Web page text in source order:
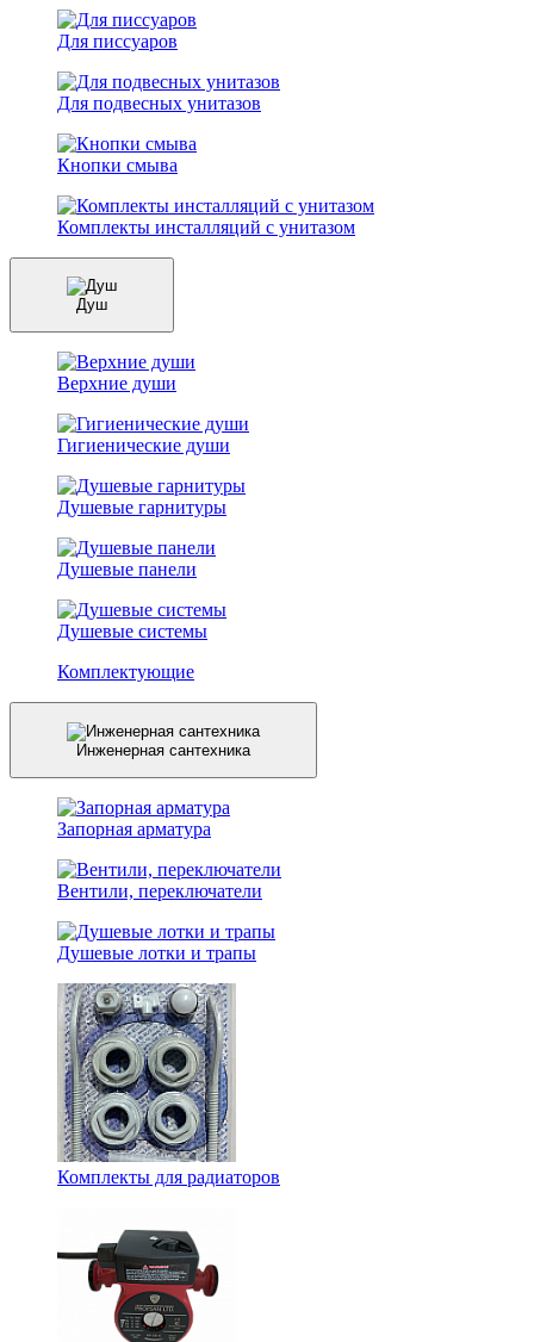
Для писсуаров
Для подвесных унитазов
Кнопки смыва
Комплекты инсталляций с унитазом
Душ
Верхние души
Гигиенические души
Душевые гарнитуры
Душевые панели
Душевые системы
Комплектующие
Инженерная сантехника
Запорная арматура
Вентили, переключатели
Душевые лотки и трапы
Комплекты для радиаторов